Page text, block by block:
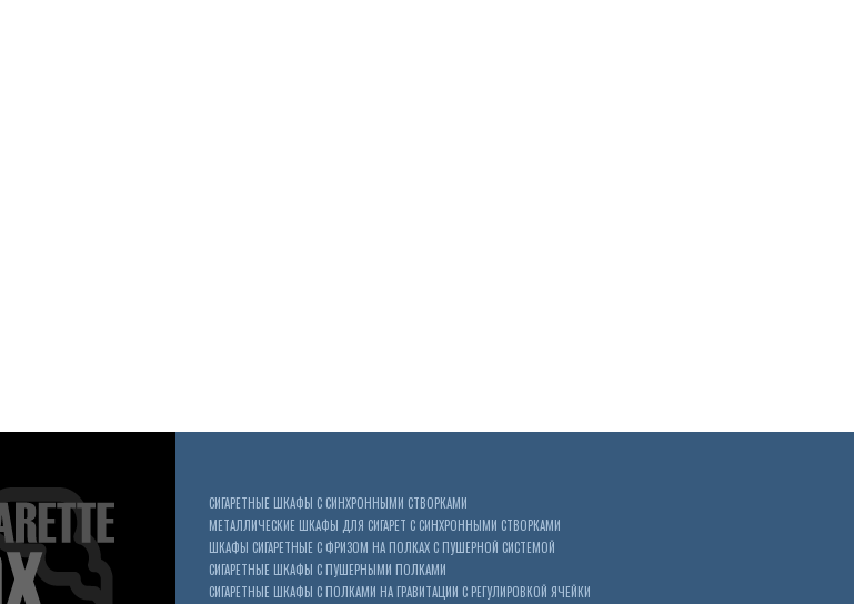
СИГАРЕТНЫЕ ШКАФЫ С СИНХРОННЫМИ СТВОРКАМИ
МЕТАЛЛИЧЕСКИЕ ШКАФЫ ДЛЯ СИГАРЕТ С СИНХРОННЫМИ СТВОРКАМИ
ШКАФЫ СИГАРЕТНЫЕ С ФРИЗОМ НА ПОЛКАХ С ПУШЕРНОЙ СИСТЕМОЙ
СИГАРЕТНЫЕ ШКАФЫ С ПУШЕРНЫМИ ПОЛКАМИ
СИГАРЕТНЫЕ ШКАФЫ С ПОЛКАМИ НА ГРАВИТАЦИИ С РЕГУЛИРОВКОЙ ЯЧЕЙКИ